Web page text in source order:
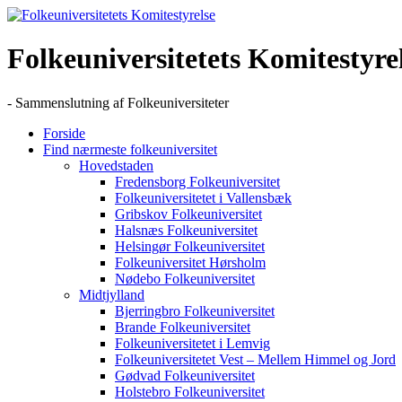
Skip
content
Folkeuniversitetets
- Sammenslutning af Folkeuniversiteter
Forside
Find nærmeste folkeuniversitet
Hovedstaden
Fredensborg Folkeuniversitet
Folkeuniversitetet i Vallensbæk
Gribskov Folkeuniversitet
Halsnæs Folkeuniversitet
Helsingør Folkeuniversitet
Folkeuniversitet Hørsholm
Nødebo Folkeuniversitet
Midtjylland
Bjerringbro Folkeuniversitet
Brande Folkeuniversitet
Folkeuniversitetet i Lemvig
Folkeuniversitetet Vest – Mellem Himmel og Jord
Gødvad Folkeuniversitet
Holstebro Folkeuniversitet